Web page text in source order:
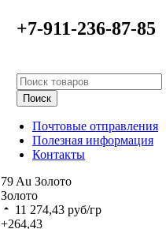
+7-911-236-87-85
Поиск
Почтовые отправления
Полезная информация
Контакты
79 Au Золото
Золото
11 274,43 руб/гр
+264,43